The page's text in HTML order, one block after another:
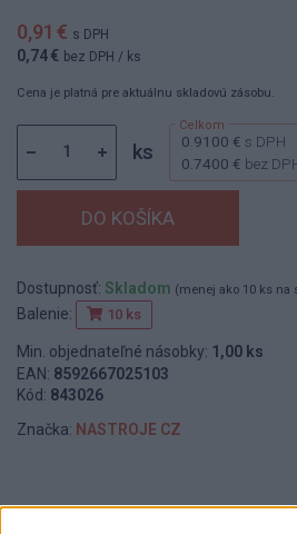
0,91 € s DPH
0,74 € bez DPH / ks
Cena je platná pre aktuálnu skladovú zásobu.
ks 0.9100 € s DPH
0.7400 € bez
Dostupnosť: Skladom (menej ako 10 ks na
Balenie: 10 ks
Min. objednateľné násobky: 1,00 ks
EAN: 8592667025103
Kód: 843026
Značka: NASTROJE CZ